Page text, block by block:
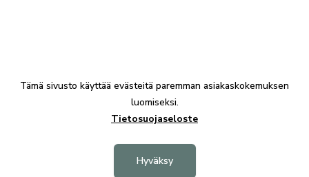
Vaahtomuovipatja Ruutu 80x200x10 cm
Tämä sivusto käyttää evästeitä paremman asiakaskokemuksen
luomiseksi.
Tietosuojaseloste
Hyväksy